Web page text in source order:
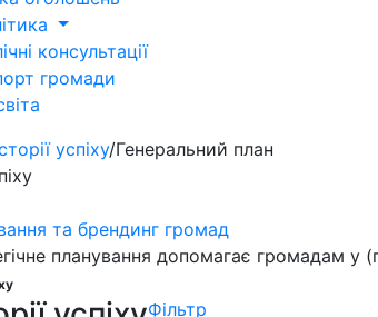
консультації
громади
успіху/Генеральний план
та брендинг громад
планування допомагає громадам у
Фільтр